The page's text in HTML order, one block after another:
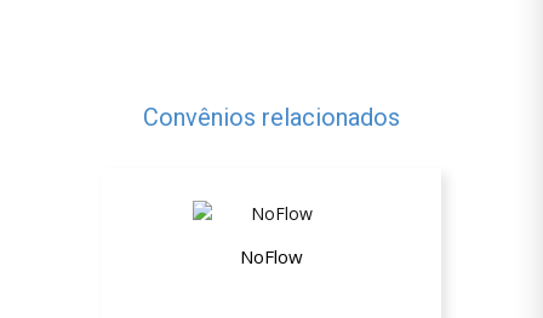
Convênios relacionados
NoFlow